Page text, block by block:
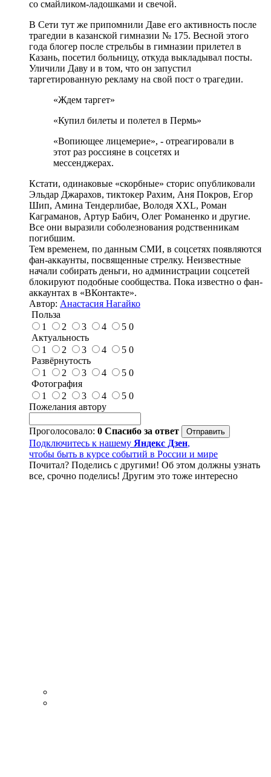
со смайликом-ладошками и свечой.
В Сети тут же припомнили Даве его активность после
трагедии в казанской гимназии № 175. Весной этого
года блогер после стрельбы в гимназии прилетел в
Казань, посетил больницу, откуда выкладывал посты.
Уличили Даву и в том, что он запустил
таргетированную рекламу на свой пост о трагедии.
«Ждем таргет»
«Купил билеты и полетел в Пермь»
«Вопиющее лицемерие», - отреагировали в
этот раз россияне в соцсетях и
мессенджерах.
Кстати, одинаковые «скорбные» сторис опубликовали
Эльдар Джарахов, тиктокер Рахим, Аня Покров, Егор
Шип, Амина Тендерлибае, Володя XXL, Роман
Каграманов, Артур Бабич, Олег Романенко и другие.
Все они выразили соболезнования родственникам
погибшим.
Тем временем, по данным СМИ, в соцсетях появляются
фан-аккаунты, посвященные стрелку. Неизвестные
начали собирать деньги, но администрации соцсетей
блокируют подобные сообщества. Пока известно о фан-
аккаунтах в «ВКонтакте».
Автор: Анастасия Нагайко
Польза
1
2 3 4 5 0
Актуальность
1
2 3 4 5 0
Развёрнутость
1
2 3 4 5 0
Фотография
1
2 3 4 5 0
Пожелания автору
Проголосовало: 0 Спасибо за ответ
Подключитесь к нашему Яндекс Дзен,
чтобы быть в курсе событий в России и мире
Почитал? Поделись с другими! Об этом должны узнать
все, срочно поделись! Другим это тоже интересно